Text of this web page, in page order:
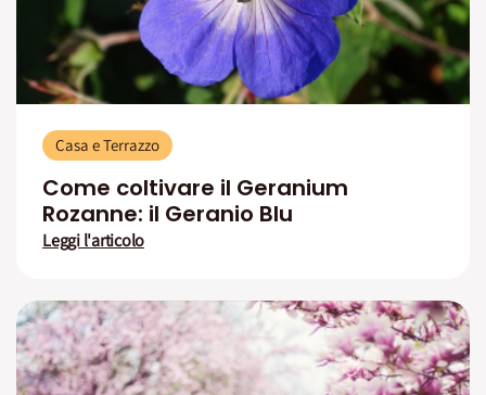
Casa e Terrazzo
Come coltivare il Geranium
Rozanne: il Geranio Blu
Leggi l'articolo